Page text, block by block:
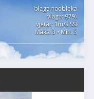
blaga naoblaka
vlaga: 97%
vjetar: 1m/s SSI
Maks. 3 • Min. 3